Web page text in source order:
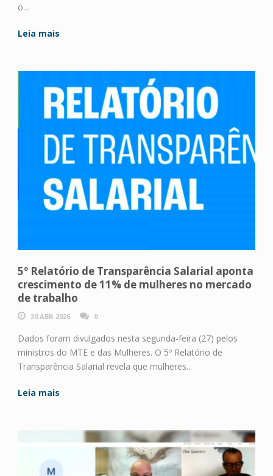
o...
Leia mais
5º Relatório de Transparência Salarial aponta
crescimento de 11% de mulheres no mercado
de trabalho
30 ABR 2026 0
Dados foram divulgados nesta segunda-feira (27) pelos
ministros do MTE e das Mulheres. O 5º Relatório de
Transparência Salarial revela que mulheres...
Leia mais